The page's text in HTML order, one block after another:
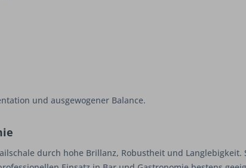
und ausgewogener Balance.
durch hohe Brillanz, Robustheit und Langlebigkeit.